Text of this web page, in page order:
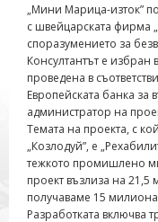
„Мини Марица-изток”
с швейцарската фирма
споразумението за
Консултантът е избран
проведена в
Европейската банка за
администратор на
Темата на проекта, с
„Козлодуй”, е
тежкото промишлено
проект възлиза на
получаваме 15
Разработката включва
Профил
Проекти